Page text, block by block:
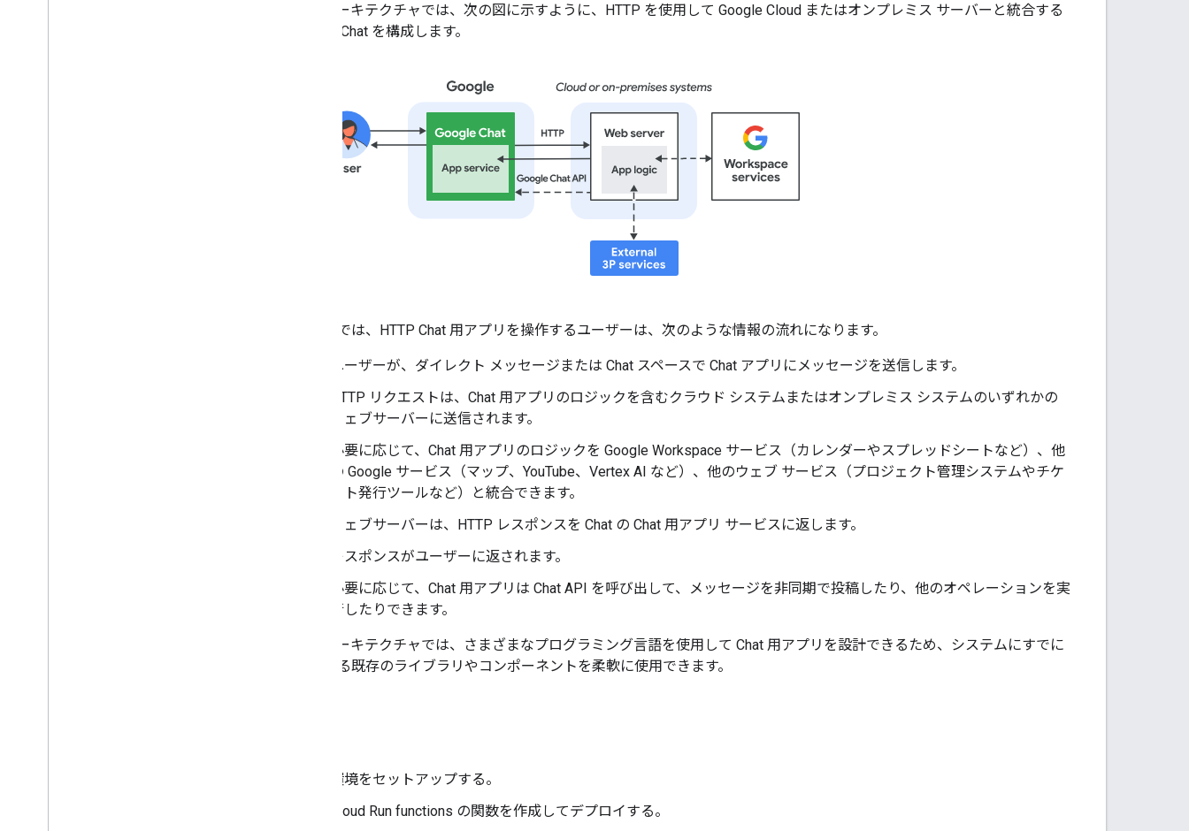
このアーキテクチャでは、次の図に示すように、HTTP を使用して Google Cloud またはオンプレミス サーバーと統合する
ように Chat を構成します。
上の図では、HTTP Chat 用アプリを操作するユーザーは、次のような情報の流れになります。
ユーザーが、ダイレクト メッセージまたは Chat スペースで Chat アプリにメッセージを送信します。
HTTP リクエストは、Chat 用アプリのロジックを含むクラウド システムまたはオンプレミス システムのいずれかの
ウェブサーバーに送信されます。
必要に応じて、Chat 用アプリのロジックを Google Workspace サービス（カレンダーやスプレッドシートなど）、他
の Google サービス（マップ、YouTube、Vertex AI など）、他のウェブ サービス（プロジェクト管理システムやチケ
ット発行ツールなど）と統合できます。
ウェブサーバーは、HTTP レスポンスを Chat の Chat 用アプリ サービスに返します。
レスポンスがユーザーに返されます。
必要に応じて、Chat 用アプリは Chat API を呼び出して、メッセージを非同期で投稿したり、他のオペレーションを実
行したりできます。
このアーキテクチャでは、さまざまなプログラミング言語を使用して Chat 用アプリを設計できるため、システムにすでに
存在する既存のライブラリやコンポーネントを柔軟に使用できます。
環境をセットアップする。
Cloud Run functions の関数を作成してデプロイする。